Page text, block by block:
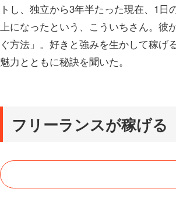
トし、独立から3年半たった現在、1
上になったという、こういちさん。
ぐ方法」。好きと強みを生かして稼
魅力とともに秘訣を聞いた。
フリーランスが稼げる